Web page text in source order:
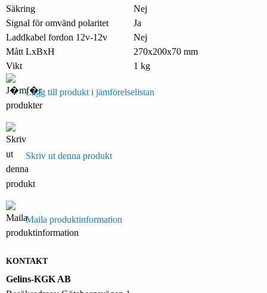
Säkring
Nej
Signal för omvänd polaritet
Ja
Laddkabel fordon 12v-12v
Nej
Mått LxBxH
270x200x70 mm
Vikt
1 kg
Lägg till produkt i jämförelselistan
Skriv ut denna produkt
Maila produktinformation
KONTAKT
Gelins-KGK AB